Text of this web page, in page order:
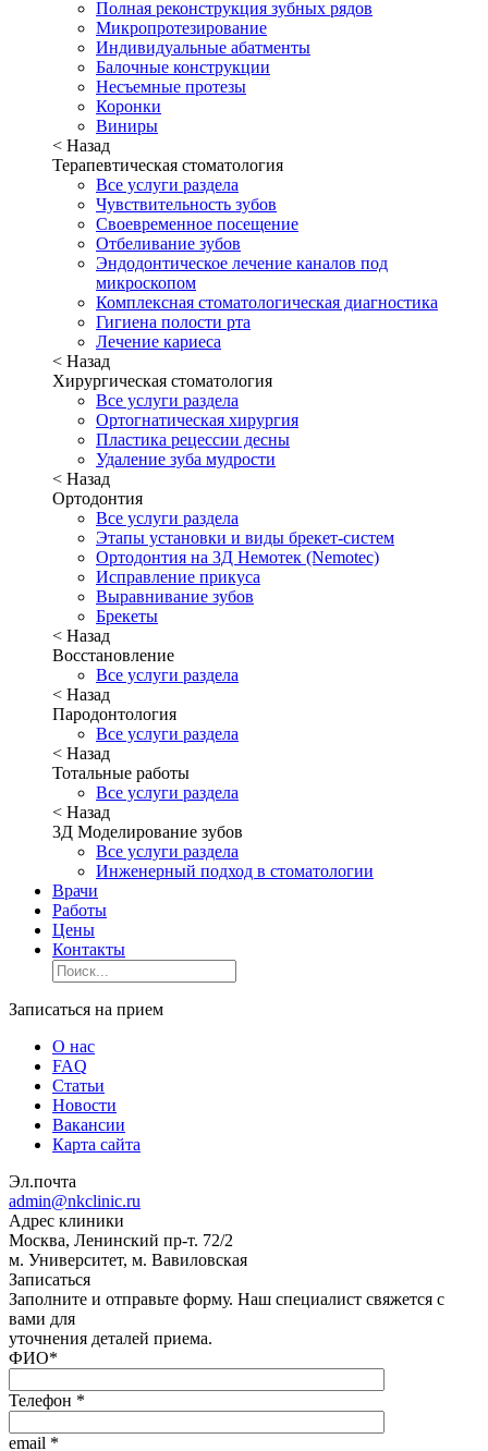
Полная реконструкция зубных рядов
Микропротезирование
Индивидуальные абатменты
Балочные конструкции
Несъемные протезы
Коронки
Виниры
< Назад
Терапевтическая стоматология
Все услуги раздела
Чувствительность зубов
Своевременное посещение
Отбеливание зубов
Эндодонтическое лечение каналов под
микроскопом
Комплексная стоматологическая диагностика
Гигиена полости рта
Лечение кариеса
< Назад
Хирургическая стоматология
Все услуги раздела
Ортогнатическая хирургия
Пластика рецессии десны
Удаление зуба мудрости
< Назад
Ортодонтия
Все услуги раздела
Этапы установки и виды брекет-систем
Ортодонтия на 3Д Немотек (Nemotec)
Исправление прикуса
Выравнивание зубов
Брекеты
< Назад
Восстановление
Все услуги раздела
< Назад
Пародонтология
Все услуги раздела
< Назад
Тотальные работы
Все услуги раздела
< Назад
3Д Моделирование зубов
Все услуги раздела
Инженерный подход в стоматологии
Врачи
Работы
Цены
Контакты
Записаться на прием
О нас
FAQ
Статьи
Новости
Вакансии
Карта сайта
Эл.почта
admin@nkclinic.ru
Адрес клиники
Москва, Ленинский пр-т. 72/2
м. Университет, м. Вавиловская
Записаться
Заполните и отправьте форму. Наш специалист свяжется с
вами для
уточнения деталей приема.
ФИО*
Телефон *
email *